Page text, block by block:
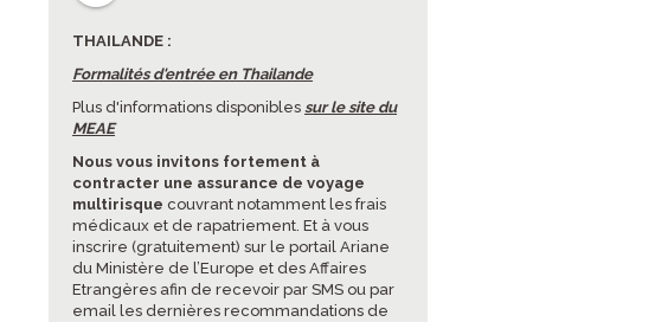
THAILANDE :
Formalités d'entrée en Thailande
Plus d'informations disponiblessur le site du
MEAE
Nous vous invitons fortement à
contracter une assurance de voyage
multirisque couvrant notamment les frais
médicaux et de rapatriement. Et à vous
inscrire (gratuitement) sur le portail Ariane
du Ministère de l’Europe et des Affaires
Etrangères afin de recevoir par SMS ou par
email les dernières recommandations de